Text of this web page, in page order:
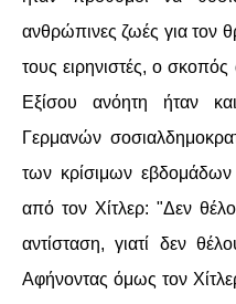
ανθρώπινες ζωές για τον
τους ειρηνιστές, ο
Εξίσου ανόητη ήταν
Γερμανών
των κρίσιμων εβδομάδων
από τον Χίτλερ: "Δεν
αντίσταση, γιατί δεν
Αφήνοντας όμως τον